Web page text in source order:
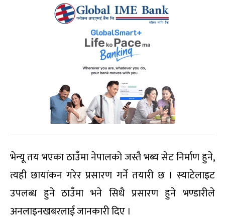
भेन्यू तय भएका ठाउँमा नेपालको जस्तै भब्य सेट निर्माण हुने,
त्यही छायांकन गरेर प्रसारण गर्ने तयारी छ । स्याटेलाइट
उपलब्ध हुने ठाउँमा भने सिधै प्रसारण हुने भण्डारीले
अनलाइनखबरलाई जानकारी दिए ।